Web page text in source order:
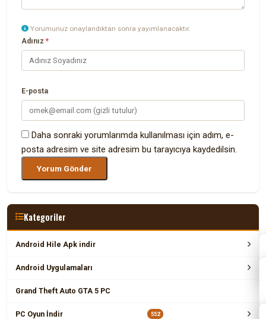
Yorumunuz onaylandıktan sonra yayımlanacaktır.
Adınız*
E-posta
Daha sonraki yorumlarımda kullanılması için adım, e-
posta adresim ve site adresim bu tarayıcıya kaydedilsin.
Kategoriler
Android Hile Apk indir
Android Uygulamaları
Grand Theft Auto GTA 5 PC
PC Oyun İndir 552